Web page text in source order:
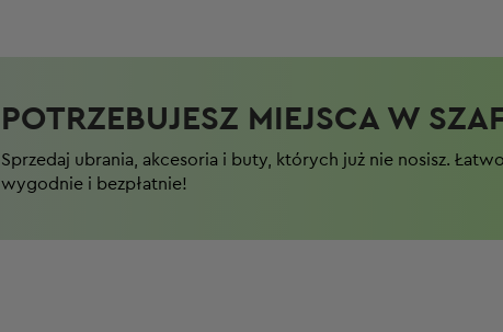
POTRZEBUJESZ MIEJSCA W
Sprzedaj ubrania, akcesoria i buty, których już nie nosisz. Łatwo,
wygodnie i bezpłatnie!